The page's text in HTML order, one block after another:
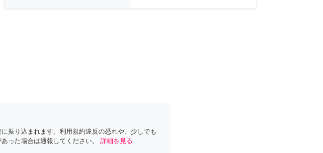
振り込まれます。利用規約違反の恐れや、少しでも
った場合は通報してください。
詳細を見る